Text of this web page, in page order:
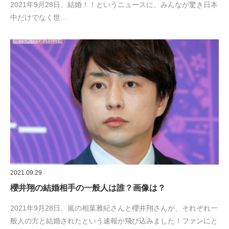
2021年9月28日、結婚！！というニュースに、みんなが驚き日本
中だけでなく世…
2021.09.29
櫻井翔の結婚相手の一般人は誰？画像は？
2021年9月28日、嵐の相葉雅紀さんと櫻井翔さんが、それぞれ一
般人の方と結婚されたという速報が飛び込みました！ファンにと